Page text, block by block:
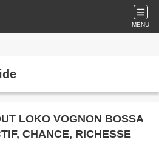
MENU
LOKO VOGNON BOSSA
CHANCE, RICHESSE